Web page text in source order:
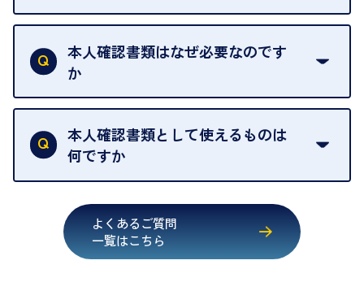
売却当日を含む8日間のうちに、お気軽にお申し出
出張買取のお品物は、8日間保管しております。
お品物の内容や点数によって異なりますが、店頭買
取の場合は1点あたり数分程度が目安です。大量の
お品物の場合は、お時間をいただくことがございま
本人確認書類はなぜ必要なのです
か
買取店は古物営業法により、お客様のご本人確認を
行うことが義務付けられています。安心してお取引
いただくためにも、ご協力をお願いいたします。
本人確認書類として使えるものは
何ですか
・健康保険証確認書
・マイナンバーカード
・在留カード
よくあるご質問
一覧はこちら